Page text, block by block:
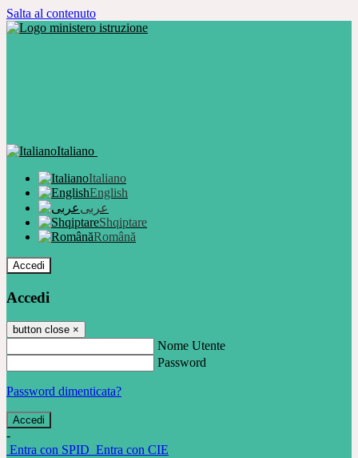
Salta al contenuto
Italiano
Italiano
English
عربى
Shqiptare
Română
Accedi
Accedi
button close ×
Nome Utente
Password
Password dimenticata?
-
Entra con SPID Entra con CIE